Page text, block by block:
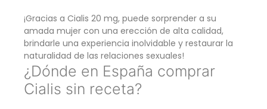
¡Gracias a Cialis 20 mg, puede sorprender a su
amada mujer con una erección de alta calidad,
brindarle una experiencia inolvidable y restaurar la
naturalidad de las relaciones sexuales!
¿Dónde en España comprar
Cialis sin receta?